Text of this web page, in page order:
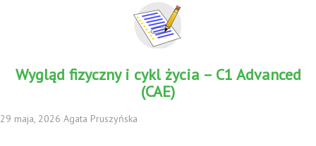
Wygląd fizyczny i cykl życia – C1 Advanced
(CAE)
29 maja, 2026 Agata Pruszyńska